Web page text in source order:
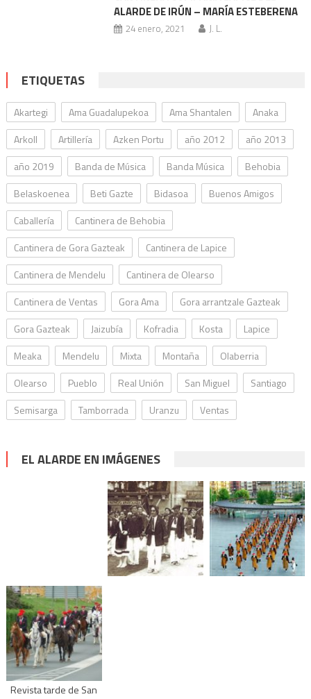
ALARDE DE IRÚN – MARÍA ESTEBERENA
24 enero, 2021 J. L.
ETIQUETAS
Akartegi Ama Guadalupekoa Ama Shantalen
Anaka
Arkoll
Artillería Azken Portu año 2012
año 2013
año 2019
Banda de Música Banda Música
Behobia
Belaskoenea
Beti Gazte Bidasoa
Buenos Amigos
Caballería
Cantinera de Behobia
Cantinera de Gora Gazteak
Cantinera de Lapice
Cantinera de Mendelu
Cantinera de Olearso
Cantinera de Ventas
Gora Ama
Gora arrantzale Gazteak
Gora Gazteak
Jaizubía Kofradia Kosta
Lapice
Meaka
Mendelu Mixta Montaña
Olaberria
Olearso
Pueblo Real Unión San Miguel
Santiago
Semisarga
Tamborrada Uranzu Ventas
EL ALARDE EN IMÁGENES
Revista tarde de San